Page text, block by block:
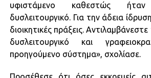
υφιστάμενο καθεστώς
δυσλειτουργικό. Για την άδεια
διοικητικές πράξεις.
δυσλειτουργικό και
προηγούμενο σύστημα», σχολίασε.